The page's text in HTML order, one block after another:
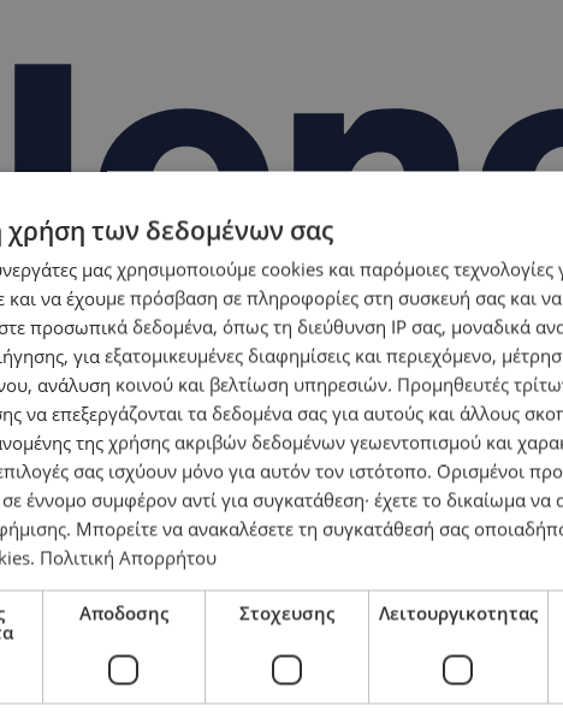
– Τον Μάιο έχει βουλευτικές και όχι προεδρικές
των δεδομένων σας
μας χρησιμοποιούμε cookies και παρόμοιες τεχνολογίες
και να έχουμε πρόσβαση σε πληροφορίες στη συσκευή σας και να
προσωπικά δεδομένα, όπως τη διεύθυνση IP σας, μοναδικά
για εξατομικευμένες διαφημίσεις και περιεχόμενο,
ανάλυση κοινού και βελτίωση υπηρεσιών. Προμηθευτές
να επεξεργάζονται τα δεδομένα σας για αυτούς και άλλους
της χρήσης ακριβών δεδομένων γεωεντοπισμού και
σας ισχύουν μόνο για αυτόν τον ιστότοπο. Ορισμένοι
έννομο συμφέρον αντί για συγκατάθεση· έχετε το δικαίωμα να
. Μπορείτε να ανακαλέσετε τη συγκατάθεσή σας
. Πολιτική Απορρήτου
Αποδοσης Στοχευσης Λειτουργικοτητας